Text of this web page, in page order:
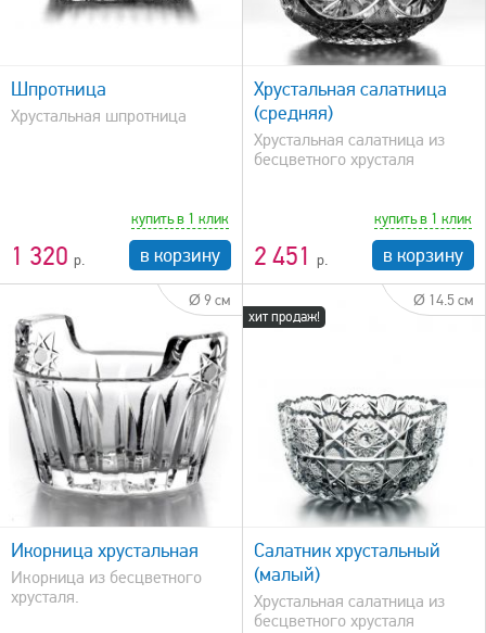
Шпротница
Хрустальная шпротница
1 320
купить в 1 клик
в корзину
Хрустальная салатница
(средняя)
Хрустальная салатница из
бесцветного хрусталя
2 451
купить в 1 клик
в корзину
Ø 9 см
Икорница хрустальная
Икорница из бесцветного
хрусталя.
хит продаж!
Ø 14.5 см
быстрый просмотр
Салатник хрустальный
(малый)
Хрустальная салатница из
бесцветного хрусталя